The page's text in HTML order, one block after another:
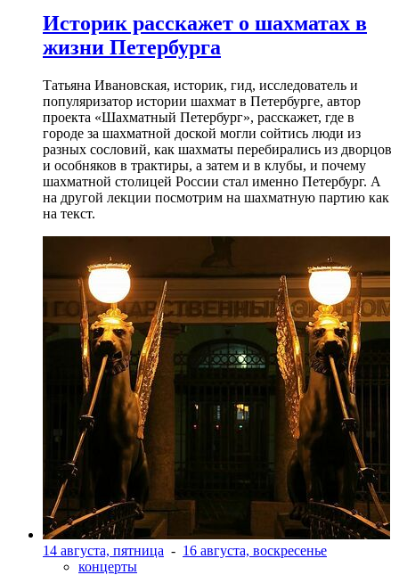
Историк расскажет о шахматах в
жизни Петербурга
Татьяна Ивановская, историк, гид, исследователь и
популяризатор истории шахмат в Петербурге, автор
проекта «Шахматный Петербург», расскажет, где в
городе за шахматной доской могли сойтись люди из
разных сословий, как шахматы перебирались из дворцов
и особняков в трактиры, а затем и в клубы, и почему
шахматной столицей России стал именно Петербург. А
на другой лекции посмотрим на шахматную партию как
на текст.
14 августа, пятница - 16 августа, воскресенье
концерты